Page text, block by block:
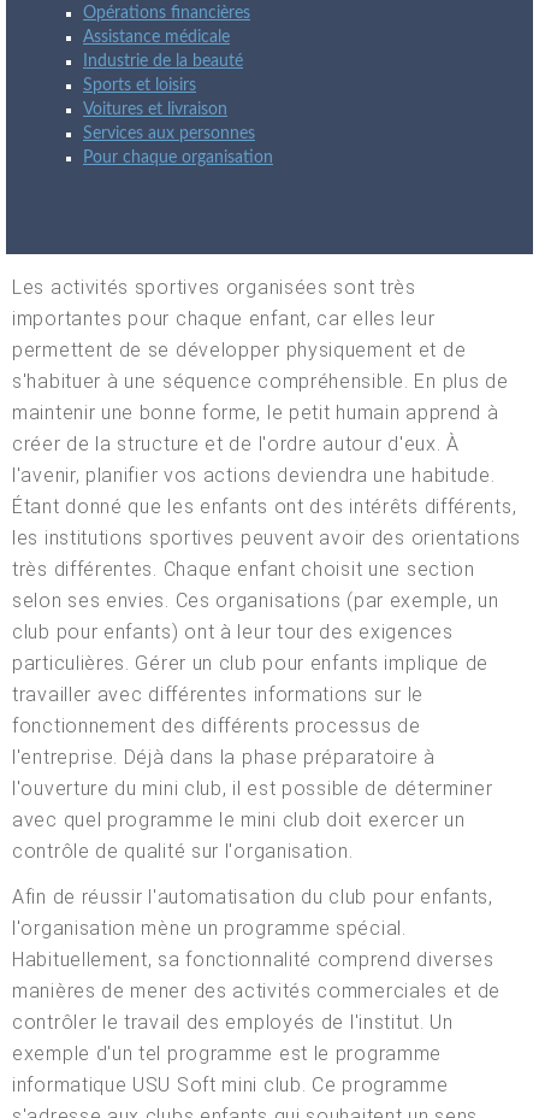
Opérations financières
Assistance médicale
Industrie de la beauté
Sports et loisirs
Voitures et livraison
Services aux personnes
Pour chaque organisation
Les activités sportives organisées sont très
importantes pour chaque enfant, car elles leur
permettent de se développer physiquement et de
s'habituer à une séquence compréhensible. En plus de
maintenir une bonne forme, le petit humain apprend à
créer de la structure et de l'ordre autour d'eux. À
l'avenir, planifier vos actions deviendra une habitude.
Étant donné que les enfants ont des intérêts différents,
les institutions sportives peuvent avoir des orientations
très différentes. Chaque enfant choisit une section
selon ses envies. Ces organisations (par exemple, un
club pour enfants) ont à leur tour des exigences
particulières. Gérer un club pour enfants implique de
travailler avec différentes informations sur le
fonctionnement des différents processus de
l'entreprise. Déjà dans la phase préparatoire à
l'ouverture du mini club, il est possible de déterminer
avec quel programme le mini club doit exercer un
contrôle de qualité sur l'organisation.
Afin de réussir l'automatisation du club pour enfants,
l'organisation mène un programme spécial.
Habituellement, sa fonctionnalité comprend diverses
manières de mener des activités commerciales et de
contrôler le travail des employés de l'institut. Un
exemple d'un tel programme est le programme
informatique USU Soft mini club. Ce programme